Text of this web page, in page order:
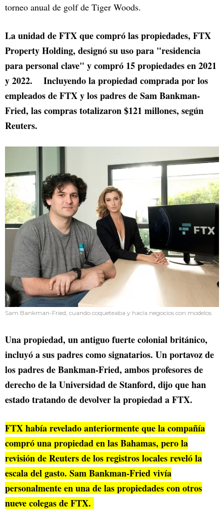
torneo anual de golf de Tiger Woods.
La unidad de FTX que compró las propiedades, FTX
Property Holding, designó su uso para "residencia
para personal clave" y compró 15 propiedades en 2021
y 2022. Incluyendo la propiedad comprada por los
empleados de FTX y los padres de Sam Bankman-
Fried, las compras totalizaron $121 millones, según
Reuters.
Sam Bankman-Fried, cuando coqueteaba y hacía negocios con modelos
Una propiedad, un antiguo fuerte colonial británico,
incluyó a sus padres como signatarios. Un portavoz de
los padres de Bankman-Fried, ambos profesores de
derecho de la Universidad de Stanford, dijo que han
estado tratando de devolver la propiedad a FTX.
FTX había revelado anteriormente que la compañía
compró una propiedad en las Bahamas, pero la
revisión de Reuters de los registros locales reveló la
escala del gasto. Sam Bankman-Fried vivía
personalmente en una de las propiedades con otros
nueve colegas de FTX.